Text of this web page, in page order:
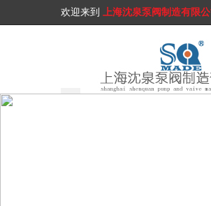
欢迎来到 上海沈泉泵阀制造有限公